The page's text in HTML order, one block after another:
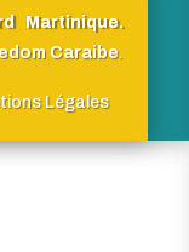
Martinique.
Caraibe.
Légales